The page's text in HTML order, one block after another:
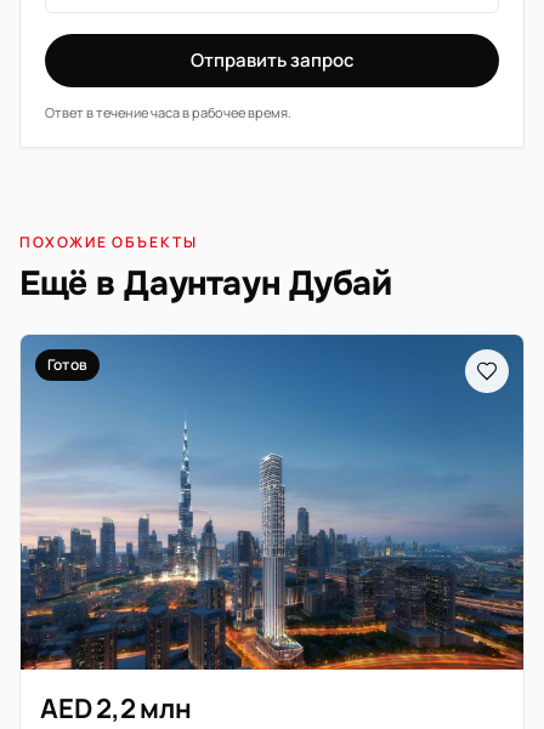
Отправить запрос
Ответ в течение часа в рабочее время.
ПОХОЖИЕ ОБЪЕКТЫ
Ещё в Даунтаун Дубай
Готов
AED 2,2 млн